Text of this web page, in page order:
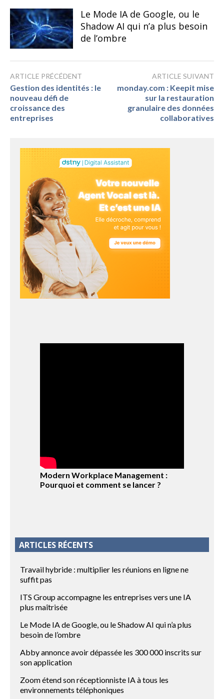
Le Mode IA de Google, ou le
Shadow AI qui n’a plus besoin
de l’ombre
ARTICLE PRÉCÉDENT
Gestion des identités : le
nouveau défi de
croissance des
entreprises
ARTICLE SUIVANT
monday.com : Keepit mise
sur la restauration
granulaire des données
collaboratives
Modern Workplace Management :
Pourquoi et comment se lancer ?
ARTICLES RÉCENTS
Travail hybride : multiplier les réunions en ligne ne
suffit pas
ITS Group accompagne les entreprises vers une IA
plus maîtrisée
Le Mode IA de Google, ou le Shadow AI qui n’a plus
besoin de l’ombre
Abby annonce avoir dépassée les 300 000 inscrits sur
son application
Zoom étend son réceptionniste IA à tous les
environnements téléphoniques